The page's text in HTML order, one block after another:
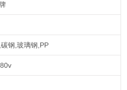
钢,玻璃钢,PP